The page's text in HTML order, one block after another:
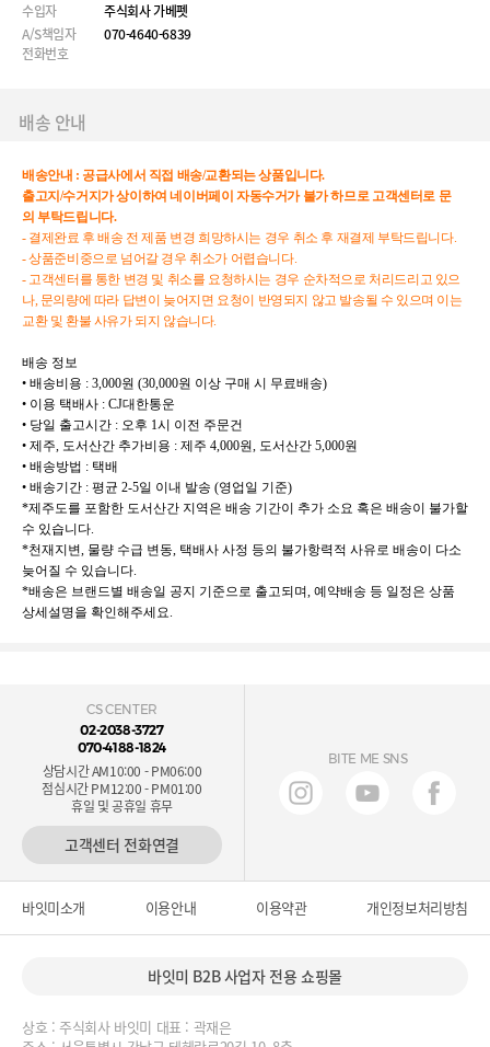
수입자
주식회사 가베펫
A/S책임자
전화번호
070-4640-6839
배송 안내
배송안내 : 공급사에서 직접 배송/교환되는상품입니다.
출고지 /수거지가상이하여 네이버페이 자동수거가 불가하므로고객센터로 문
의 부탁드립니다.
- 결제완료 후 배송 전 제품 변경 희망하시는 경우 취소 후 재결제 부탁드립니다.
-상품준비중으로 넘어갈 경우 취소가 어렵습니다.
- 고객센터를 통한 변경 및 취소를 요청하시는 경우 순차적으로 처리드리고 있으
나, 문의량에 따라 답변이 늦어지면 요청이 반영되지 않고 발송될 수 있으며 이는
교환 및 환불 사유가 되지 않습니다.
배송 정보
• 배송비용 : 3,000원 (30,000원 이상 구매 시 무료배송)
• 이용 택배사 : CJ대한통운
• 당일 출고시간 : 오후 1시 이전 주문건
• 제주, 도서산간 추가비용 : 제주 4,000원, 도서산간 5,000원
• 배송방법 : 택배
• 배송기간 : 평균 2-5일 이내 발송 (영업일 기준)
*제주도를 포함한 도서산간 지역은 배송 기간이 추가 소요 혹은 배송이 불가할
수 있습니다.
*천재지변, 물량 수급 변동, 택배사 사정 등의 불가항력적 사유로 배송이 다소
늦어질 수 있습니다.
*배송은 브랜드별 배송일 공지 기준으로 출고되며, 예약배송 등 일정은 상품
상세설명을 확인해주세요.
CS CENTER
02-2038-3727
070-4188-1824
상담시간 AM10:00 - PM06:00
점심시간 PM12:00 - PM01:00
휴일 및 공휴일 휴무
고객센터 전화연결
BITE ME SNS
바잇미소개 이용안내 이용약관 개인정보처리방침
바잇미 B2B 사업자 전용 쇼핑몰
상호 : 주식회사 바잇미 대표 : 곽재은